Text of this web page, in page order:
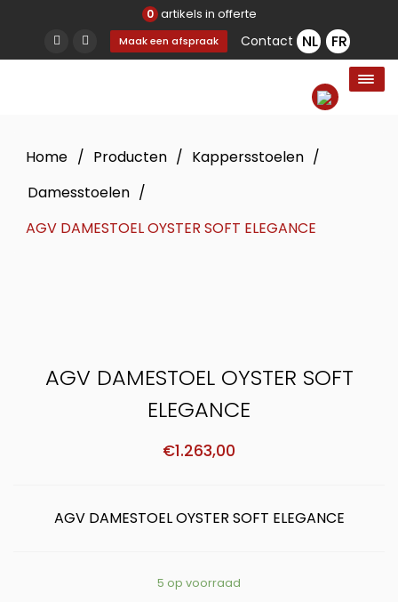
0 artikels in offerte
Maak een afspraak Contact
Home / Producten / Kappersstoelen /
Damesstoelen /
AGV DAMESTOEL OYSTER SOFT ELEGANCE
AGV DAMESTOEL OYSTER SOFT
ELEGANCE
€1.263,00
AGV DAMESTOEL OYSTER SOFT ELEGANCE
5 op voorraad